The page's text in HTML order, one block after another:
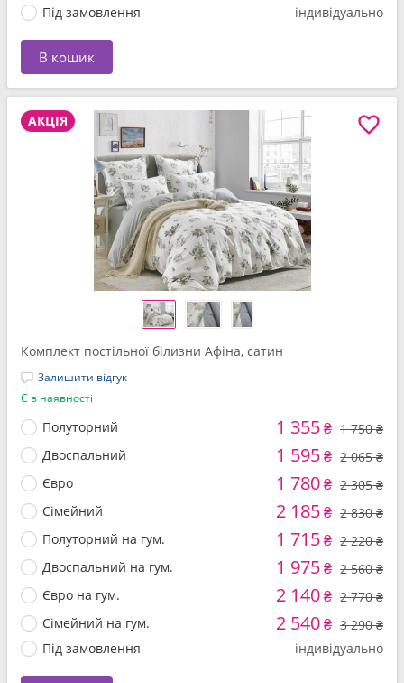
Під замовлення
індивідуально
В кошик
АКЦІЯ
Комплект постільної білизни Афіна, сатин
Залишити відгук
Є в наявності
Полуторний 1 355₴ 1 750 ₴
Двоспальний
1 595₴ 2 065 ₴
Євро
1 780₴ 2 305 ₴
Сімейний
2 185₴ 2 830 ₴
Полуторний на гум.
1 715₴ 2 220 ₴
Двоспальний на гум.
1 975₴ 2 560 ₴
Євро на гум.
2 140₴ 2 770 ₴
Сімейний на гум.
2 540₴ 3 290 ₴
Під замовлення
індивідуально